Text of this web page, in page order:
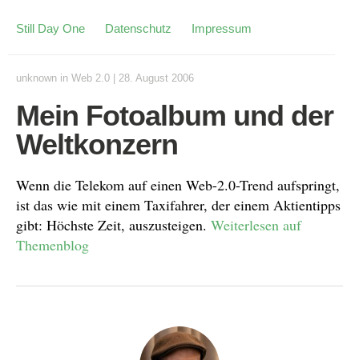
Still Day One Datenschutz Impressum
unknown in Web 2.0 28. August 2006
Mein Fotoalbum und der
Weltkonzern
Wenn die Telekom auf einen Web-2.0-Trend aufspringt,
ist das wie mit einem Taxifahrer, der einem Aktientipps
gibt: Höchste Zeit, auszusteigen. Weiterlesen auf
Themenblog